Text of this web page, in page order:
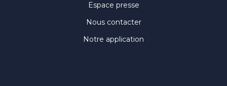
Espace presse
Nous contacter
Notre application